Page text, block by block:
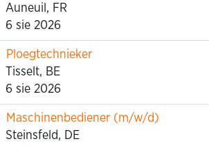
Auneuil, FR
6 sie 2026
Ploegtechnieker
Tisselt, BE
6 sie 2026
Maschinenbediener (m/w/d)
Steinsfeld, DE